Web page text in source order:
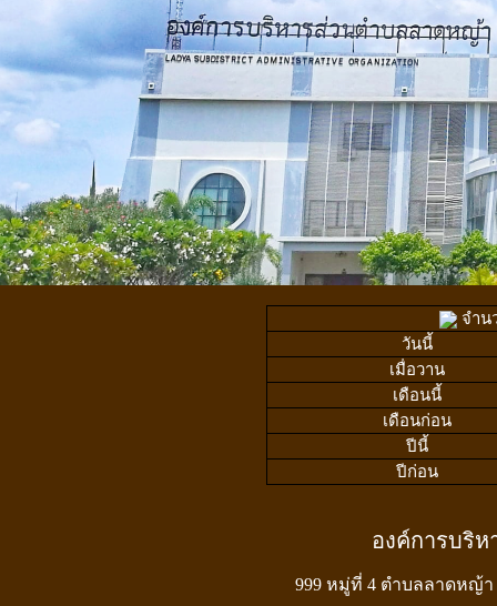
จำน
วันนี้
เมื่อวาน
เดือนนี้
เดือนก่อน
ปีนี้
ปีก่อน
องค์การบริ
999 หมู่ที่ 4 ตำบลลาดหญ้า